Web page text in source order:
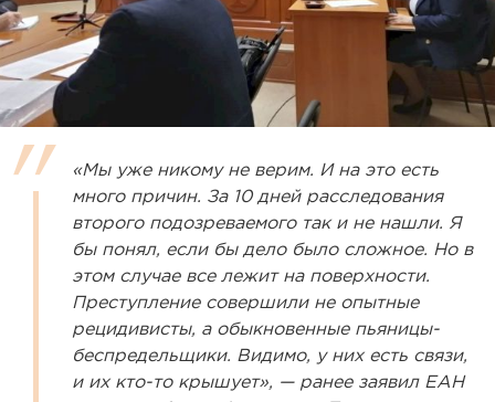
«Мы уже никому не верим. И на это есть
много причин. За 10 дней расследования
второго подозреваемого так и не нашли. Я
бы понял, если бы дело было сложное. Но в
этом случае все лежит на поверхности.
Преступление совершили не опытные
рецидивисты, а обыкновенные пьяницы-
беспредельщики. Видимо, у них есть связи,
и их кто-то крышует», — ранее заявил ЕАН